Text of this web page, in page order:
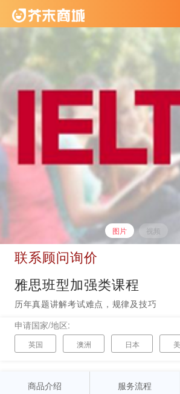
图片 视频
联系顾问询价
雅思班型加强类课程
历年真题讲解考试难点，规律及技巧
申请国家/地区:
英国 澳洲 日本
新加坡 法国
商品介绍 服务流程